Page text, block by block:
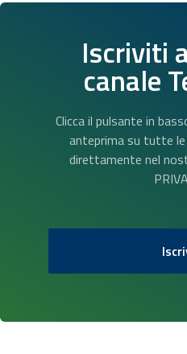
Iscriviti
canale
Clicca il pulsante in
anteprima su tutte
direttamente nel